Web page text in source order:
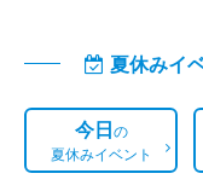
夏休みイ
今日の
夏休みイベント